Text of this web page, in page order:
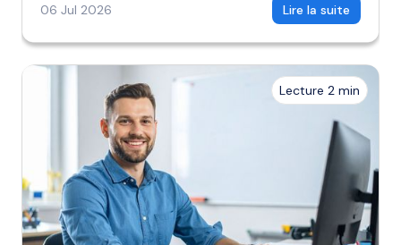
06 Jul 2026
Lire la suite
Lecture 2 min